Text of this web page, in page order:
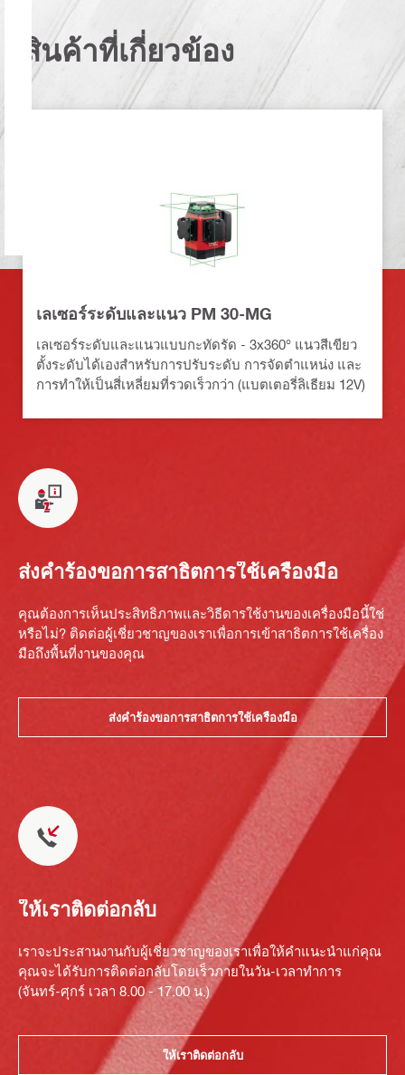
สินค้าที่เกี่ยวข้อง
เลเซอร์ระดับและแนว PM 30-MG
เลเซอร์ระดับและแนวแบบกะทัดรัด - 3x360° แนวสีเขียว
ตั้งระดับได้เองสำหรับการปรับระดับ การจัดตำแหน่ง และ
การทำให้เป็นสี่เหลี่ยมที่รวดเร็วกว่า (แบตเตอรี่ลิเธียม 12V)
ส่งคำร้องขอการสาธิตการใช้เครื่องมือ
คุณต้องการเห็นประสิทธิภาพและวิธีดารใช้งานของเครื่องมือนี้ใช่
หรือไม่? ติดต่อผู้เชี่ยวชาญของเราเพื่อการเข้าสาธิตการใช้เครื่อง
มือถึงพื้นที่งานของคุณ
ส่งคำร้องขอการสาธิตการใช้เครื่องมือ
ให้เราติดต่อกลับ
เราจะประสานงานกับผู้เชี่ยวชาญของเราเพื่อให้คำแนะนำแก่คุณ
คุณจะได้รับการติดต่อกลับโดยเร็วภายในวัน-เวลาทำการ
(จันทร์-ศุกร์ เวลา 8.00 - 17.00 น.)
ให้เราติดต่อกลับ